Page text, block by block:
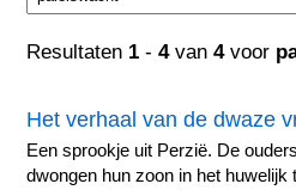
Resultaten 1 -4van4voor
Het verhaal van de dwaze
Een sprookje uit Perzië. De
dwongen hun zoon in het huwelijk